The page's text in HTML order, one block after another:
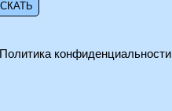
Политика конфиденциальности